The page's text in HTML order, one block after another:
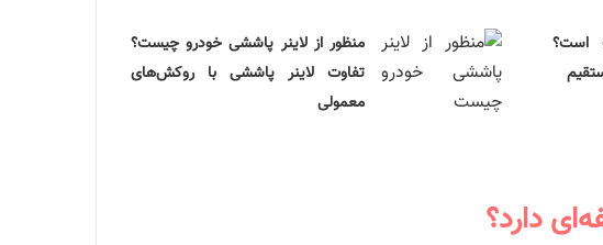
است؟
منظور از لاینر پاششی خودرو چیست؟
تفاوت لاینر پاششی با روکش‌های
معمولی
دارد؟